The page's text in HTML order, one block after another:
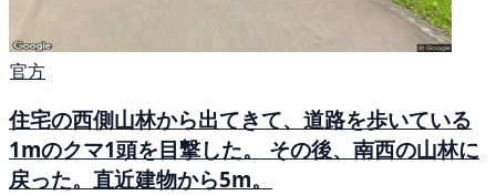
官方
住宅の西側山林から出てきて、道路を歩いている
1mのクマ1頭を目撃した。 その後、南西の山林に
戻った。直近建物から5m。